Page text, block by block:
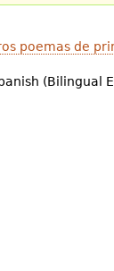
poemas de
(Bilingual